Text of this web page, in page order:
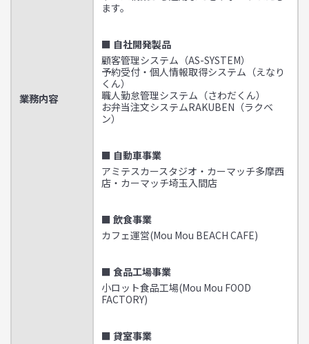
業務内容
ます。
■ 自社開発製品
顧客管理システム（AS-SYSTEM）
予約受付・個人情報取得システム（えなり
くん）
職人勤怠管理システム（さわだくん）
お弁当注文システムRAKUBEN（ラクベ
ン）
■ 自動車事業
アミテスカースタジオ・カーマッチ多摩西
店・カーマッチ埼玉入間店
■ 飲食事業
カフェ運営(Mou Mou BEACH CAFE)
■ 食品工場事業
小ロット食品工場(Mou Mou FOOD
FACTORY)
■ 貸室事業